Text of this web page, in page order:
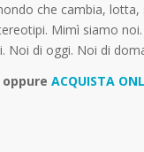
che cambia, lotta,
Mimì siamo
Noi di oggi. Noi di
oppure ACQUISTA